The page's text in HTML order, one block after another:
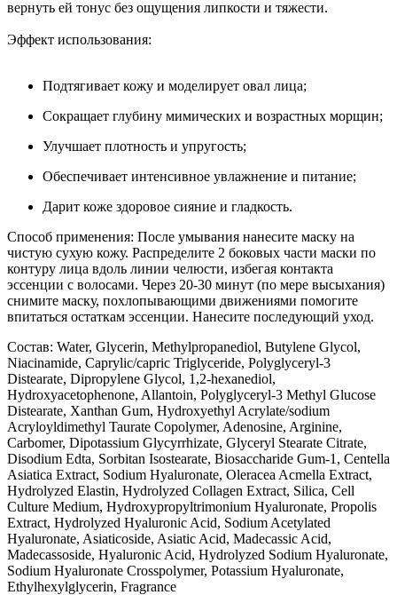
вернуть ей тонус без ощущения липкости и тяжести.
Эффект использования:
Подтягивает кожу и моделирует овал лица;
Сокращает глубину мимических и возрастных морщин;
Улучшает плотность и упругость;
Обеспечивает интенсивное увлажнение и питание;
Дарит коже здоровое сияние и гладкость.
Способ применения: После умывания нанесите маску на
чистую сухую кожу. Распределите 2 боковых части маски по
контуру лица вдоль линии челюсти, избегая контакта
эссенции с волосами. Через 20-30 минут (по мере высыхания)
снимите маску, похлопывающими движениями помогите
впитаться остаткам эссенции. Нанесите последующий уход.
Состав: Water, Glycerin, Methylpropanediol, Butylene Glycol,
Niacinamide, Caprylic/capric Triglyceride, Polyglyceryl-3
Distearate, Dipropylene Glycol, 1,2-hexanediol,
Hydroxyacetophenone, Allantoin, Polyglyceryl-3 Methyl Glucose
Distearate, Xanthan Gum, Hydroxyethyl Acrylate/sodium
Acryloyldimethyl Taurate Copolymer, Adenosine, Arginine,
Carbomer, Dipotassium Glycyrrhizate, Glyceryl Stearate Citrate,
Disodium Edta, Sorbitan Isostearate, Biosaccharide Gum-1, Centella
Asiatica Extract, Sodium Hyaluronate, Oleracea Acmella Extract,
Hydrolyzed Elastin, Hydrolyzed Collagen Extract, Silica, Cell
Culture Medium, Hydroxypropyltrimonium Hyaluronate, Propolis
Extract, Hydrolyzed Hyaluronic Acid, Sodium Acetylated
Hyaluronate, Asiaticoside, Asiatic Acid, Madecassic Acid,
Madecassoside, Hyaluronic Acid, Hydrolyzed Sodium Hyaluronate,
Sodium Hyaluronate Crosspolymer, Potassium Hyaluronate,
Ethylhexylglycerin, Fragrance